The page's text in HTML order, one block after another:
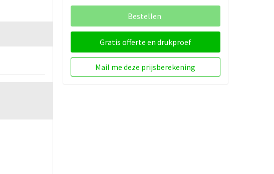
Bestellen
Gratis offerte en drukproef
Mail me deze prijsberekening